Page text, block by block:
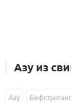
Азу из
Азу